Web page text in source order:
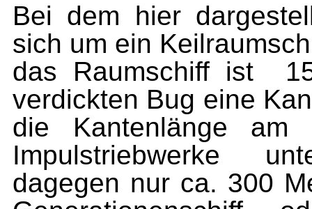
Bei dem hier
sich um ein
das Raumschiff ist
verdickten Bug eine
die Kantenlänge
Impulstriebwerke
dagegen nur ca. 300